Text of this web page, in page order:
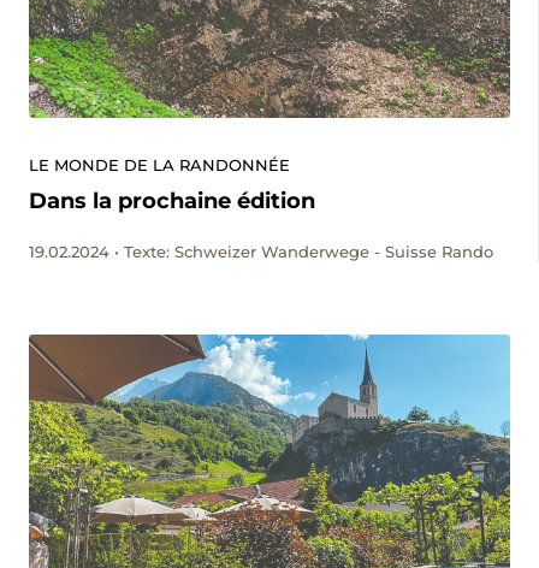
LE MONDE DE LA RANDONNÉE
Dans la prochaine édition
19.02.2024 • Texte: Schweizer Wanderwege - Suisse Rando